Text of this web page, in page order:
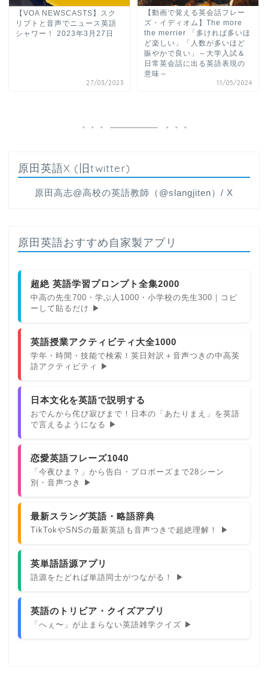
【VOA NEWSCASTS】スク
リプトと音声でニュース英語
シャワー！ 2023年3月27日
27/03/2023
【動画で覚える英会話フレー
ズ・イディオム】The more
the merrier 「多ければ多いほ
ど楽しい」「人数が多いほど
賑やかで良い」～大学入試＆
日常英会話に出る英語表現の
意味～
11/05/2024
原田英語X (旧twitter)
原田高志@高校の英語教師（@slangjiten）/ X
原田英語おすすめ自家製アプリ
超絶 英語学習プロンプト全集2000
中高の先生700・学ぶ人1000・小学校の先生300｜コピ
ーして貼るだけ ▶
英語授業アクティビティ大全1000
学年・時間・技能で検索！英日対訳＋音声つきの中高英
語アクティビティ ▶
日本文化を英語で説明する
おでんから侘び寂びまで！日本の「あたりまえ」を英語
で言えるようになる ▶
恋愛英語フレーズ1040
「今夜ひま？」から告白・プロポーズまで28シーン
別・音声つき ▶
最新スラング英語・略語辞典
TikTokやSNSの最新英語も音声つきで超絶理解！ ▶
英単語語源アプリ
語源をたどれば単語同士がつながる！ ▶
英語のトリビア・クイズアプリ
「へぇ〜」が止まらない英語雑学クイズ ▶